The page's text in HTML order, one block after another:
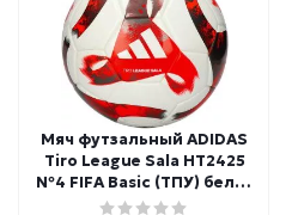
Мяч футзальный ADIDAS
Tiro League Sala HT2425
№4 FIFA Basic (ТПУ) бело-
красно-серый